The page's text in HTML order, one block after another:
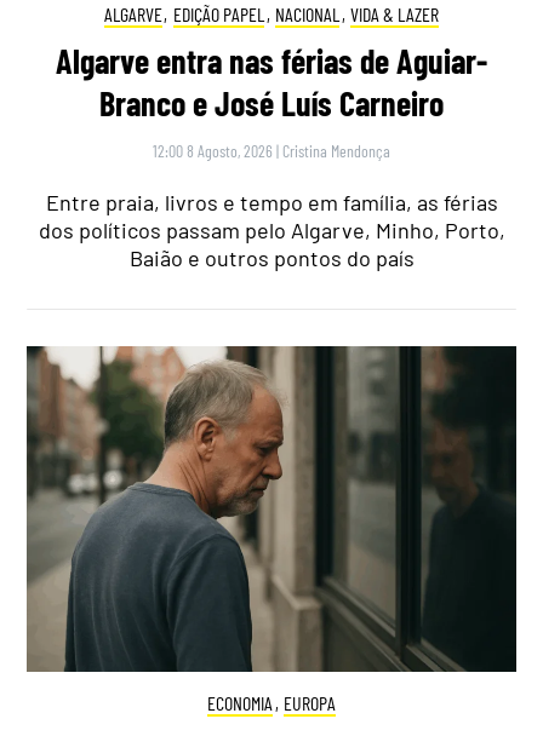
ALGARVE, EDIÇÃO PAPEL , NACIONAL , VIDA & LAZER
Algarve entra nas férias de Aguiar-
Branco e José Luís Carneiro
12:00 8 Agosto, 2026 | Cristina Mendonça
Entre praia, livros e tempo em família, as férias
dos políticos passam pelo Algarve, Minho, Porto,
Baião e outros pontos do país
ECONOMIA , EUROPA